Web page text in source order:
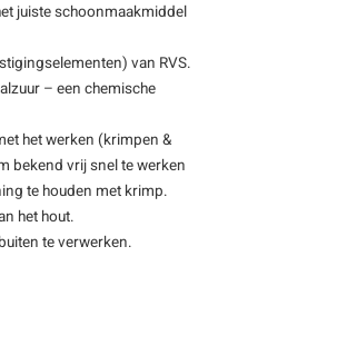
juiste schoonmaakmiddel
van RVS.
– een chemische
het werken (krimpen &
bekend vrij snel te werken
te houden met krimp.
het hout.
te verwerken.